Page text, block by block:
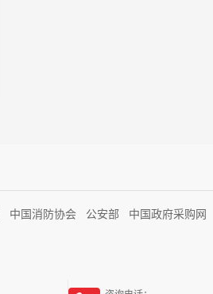
中国消防协会 公安部 中国政府采购网